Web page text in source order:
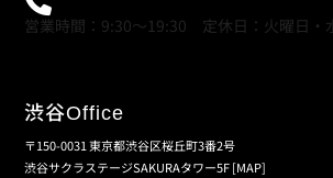
営業時間：9:30～19:30 定休日：火曜日・
渋谷Office
〒150-0031 東京都渋谷区桜丘町3番2号
渋谷サクラステージSAKURAタワー5F[MAP]